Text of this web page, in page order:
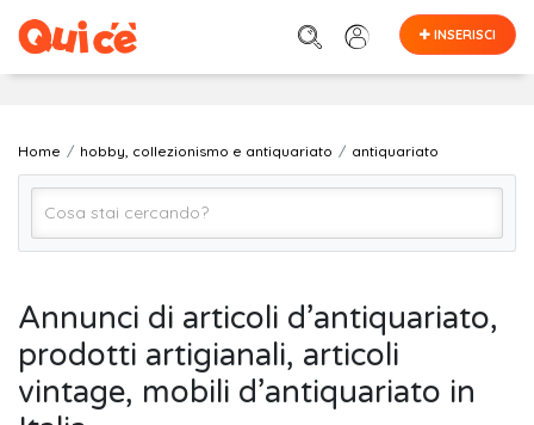
INSERISCI
Home hobby, collezionismo e antiquariato antiquariato
Tutta Italia
Annunci di articoli d’antiquariato,
prodotti artigianali, articoli
vintage, mobili d’antiquariato in